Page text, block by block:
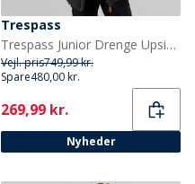
Trespass
Trespass Junior Drenge Upsider Isoleret Vandtæt Parka Sort
Vejl. pris749,99 kr.
Spare480,00 kr.
Current
269,99 kr.
Nyheder